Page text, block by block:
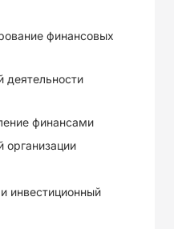
финансовых
деятельности
финансами
организации
инвестиционный